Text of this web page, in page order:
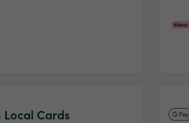
Local Cards